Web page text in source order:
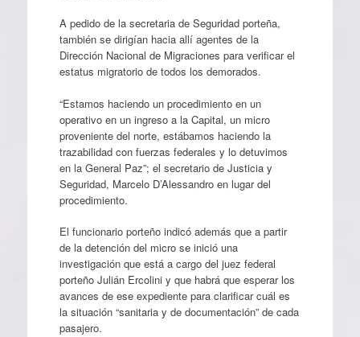
A pedido de la secretaria de Seguridad porteña,
también se dirigían hacia allí agentes de la
Dirección Nacional de Migraciones para verificar el
estatus migratorio de todos los demorados.
“Estamos haciendo un procedimiento en un
operativo en un ingreso a la Capital, un micro
proveniente del norte, estábamos haciendo la
trazabilidad con fuerzas federales y lo detuvimos
en la General Paz”; el secretario de Justicia y
Seguridad, Marcelo D’Alessandro en lugar del
procedimiento.
El funcionario porteño indicó además que a partir
de la detención del micro se inició una
investigación que está a cargo del juez federal
porteño Julián Ercolini y que habrá que esperar los
avances de ese expediente para clarificar cuál es
la situación “sanitaria y de documentación” de cada
pasajero.